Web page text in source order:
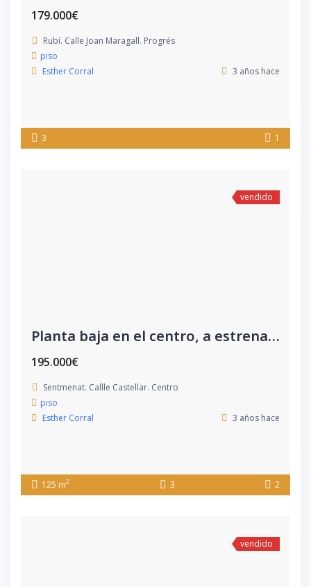
179.000€
Rubí. Calle Joan Maragall. Progrés
piso
Esther Corral
3 años hace
3 1
vendido
Planta baja en el centro, a estrenar!!
195.000€
Sentmenat. Callle Castellar. Centro
piso
Esther Corral
3 años hace
125 m2 3 2
vendido